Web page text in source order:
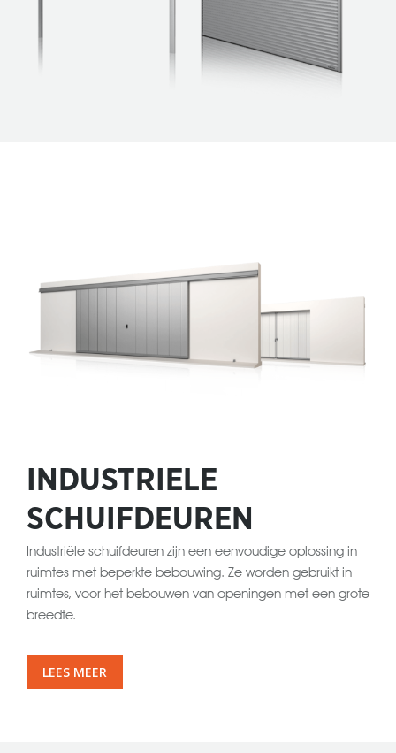
INDUSTRIELE
SCHUIFDEUREN
Industriële schuifdeuren zijn een eenvoudige oplossing in
ruimtes met beperkte bebouwing. Ze worden gebruikt in
ruimtes, voor het bebouwen van openingen met een grote
breedte.
LEES MEER